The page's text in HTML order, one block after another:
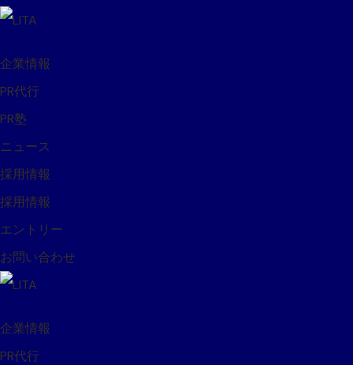
企業情報
PR代行
PR塾
ニュース
採用情報
採用情報
エントリー
お問い合わせ
企業情報
PR代行